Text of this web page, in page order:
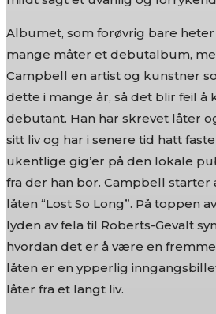
Albumet, som forøvrig bare heter
mange måter et debutalbum,
Campbell en artist og kunstner
dette i mange år, så det blir feil å
debutant. Han har skrevet låter
sitt liv og har i senere tid hatt
ukentlige gig’er på den lokale
fra der han bor. Campbell
låten “Lost So Long”. På toppen
lyden av fela til Roberts-Gevalt
hvordan det er å være en
låten er en ypperlig
låter fra et langt liv.